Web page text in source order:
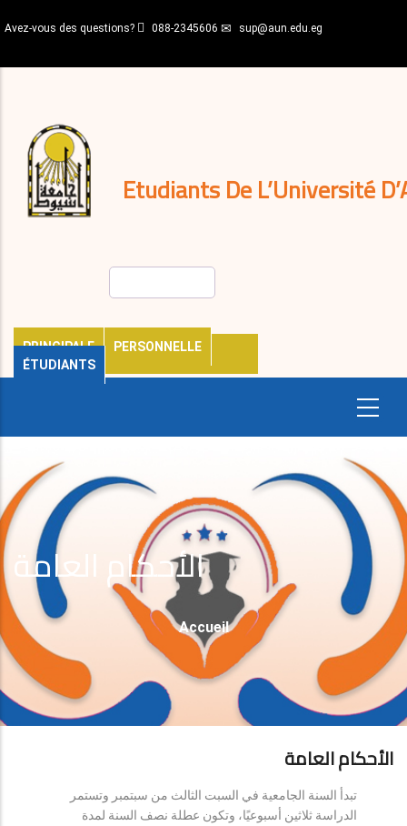
au
principal
Avez-vous des questions? 088-2345606 sup@aun.edu.eg
Etudiants De L’Université
PRINCIPALE
PERSONNELLE
ÉTUDIANTS
décisions
Expatriés
Journal
الأحكام العامة
Fil
D'Ariane
Accueil
الأحكام العامة
تبدأ السنة الجامعية في السبت الثالث من سبتمبر وتستمر
الدراسة ثلاثين أسبوعيًا، وتكون عطلة نصف السنة لمدة